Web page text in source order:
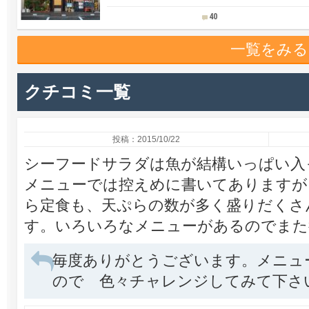
40
一覧をみる
クチコミ一覧
投稿：2015/10/22
シーフードサラダは魚が結構いっぱい
メニューでは控えめに書いてあります
ら定食も、天ぷらの数が多く盛りだく
す。いろいろなメニューがあるのでま
毎度ありがとうございます。メニ
ので 色々チャレンジしてみて下さ